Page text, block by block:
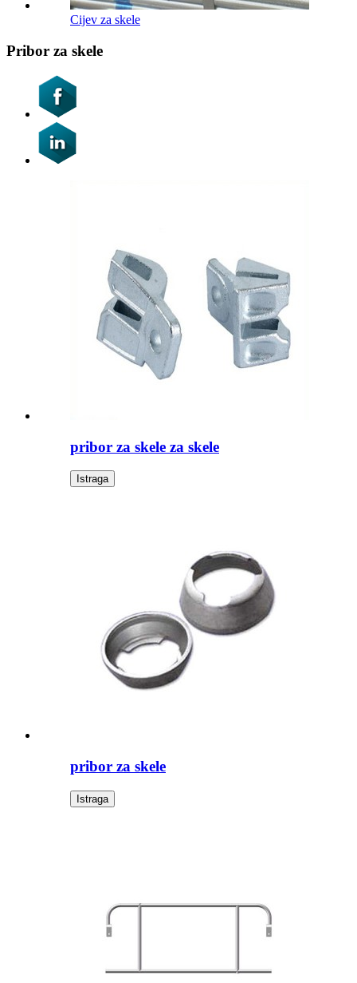
Cijev za skele
Pribor za skele
pribor za skele za skele
Istraga
pribor za skele
Istraga